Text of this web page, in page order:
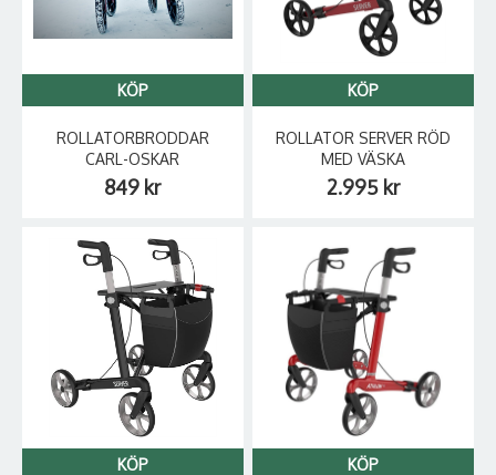
KÖP
ROLLATORBRODDAR
CARL-OSKAR
849 kr
KÖP
ROLLATOR SERVER RÖD
MED VÄSKA
2.995 kr
KÖP KÖP